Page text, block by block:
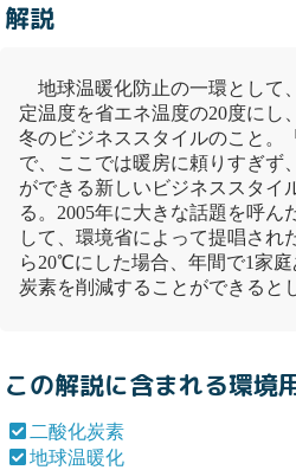
解説
地球温暖化防止の一環として
定温度を省エネ温度の20度にし
冬のビジネススタイルのこと。
で、ここでは暖房に頼りすぎず
ができる新しいビジネススタイ
る。2005年に大きな話題を呼ん
して、環境省によって提唱さ
ら20℃にした場合、年間で1家庭
炭素を削減することができると
この解説に含まれる環境
二酸化炭素
地球温暖化